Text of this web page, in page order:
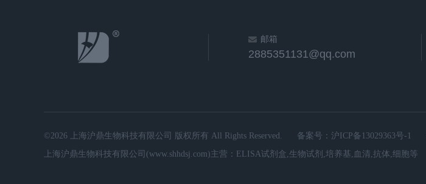
邮箱
2885351131@qq.com
©2026 上海沪鼎生物科技有限公司 版权所有 All Rights Reserved. 备案号： 沪ICP备13029363号-1
上海沪鼎生物科技有限公司(www.shhdsj.com)主营：ELISA试剂盒,生物试剂,培养基,血清,抗体,细胞等